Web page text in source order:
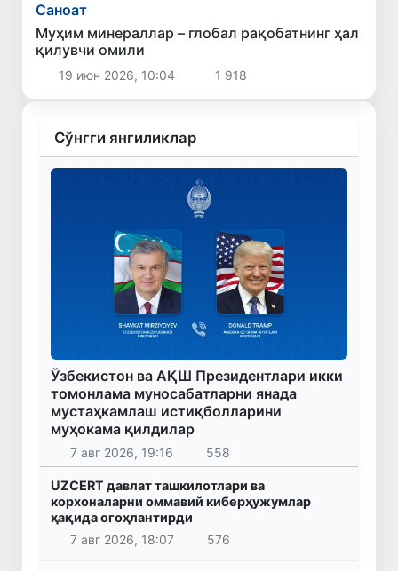
Саноат
Муҳим минераллар – глобал рақобатнинг ҳал
қилувчи омили
19 июн 2026, 10:04 1 918
Сўнгги янгиликлар
Ўзбекистон ва АҚШ Президентлари икки
томонлама муносабатларни янада
мустаҳкамлаш истиқболларини
муҳокама қилдилар
7 авг 2026, 19:16 558
UZCERT давлат ташкилотлари ва
корхоналарни оммавий киберҳужумлар
ҳақида огоҳлантирди
7 авг 2026, 18:07
576